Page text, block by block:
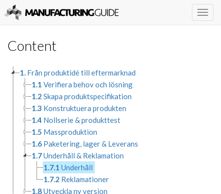
Content
1. Från produktidé till eftermarknad
1.1 Verifiera behov och lösning
1.2 Skapa produktspecifikation
1.3 Konstruktuera produkten
1.4 Nollserie & produkttest
1.5 Massproduktion
1.6 Paketering, lager & Leverans
1.7Underhåll & Reklamation
1.7.1 Underhåll
1.7.2 Reklamationer
1.8Utveckla ny version